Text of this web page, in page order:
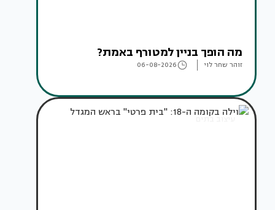
מה הופך בניין למטורף באמת?
זוהר שחר לוי 06-08-2026
עיצוב בתים